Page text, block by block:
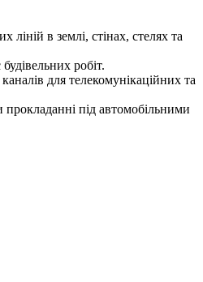
ліній в землі, стінах, стелях та
робіт.
для телекомунікаційних та
прокладанні під автомобільними